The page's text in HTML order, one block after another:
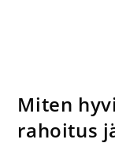
Miten
rahoitus